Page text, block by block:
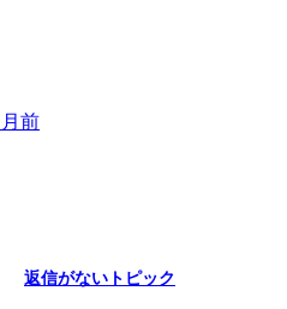
前
返信がないトピック